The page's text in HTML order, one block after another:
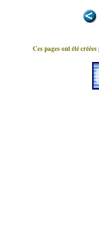
Ces pages ont été